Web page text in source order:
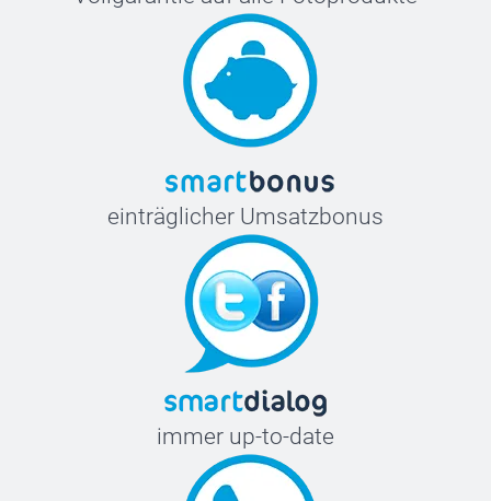
einträglicher Umsatzbonus
immer up-to-date